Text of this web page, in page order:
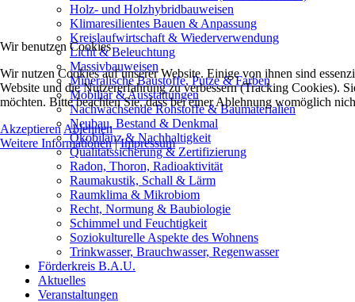
Holz- und Holzhybridbauweisen
Klimaresilientes Bauen & Anpassung
Kreislaufwirtschaft & Wiederverwendung
Licht & Beleuchtung
Massivbauweisen
Mineralische Baustoffe, Putze & Farben
Mobiliar & Ausstattungen
Nachwachsende Rohstoffe & Baumaterialien
Neubau, Bestand & Denkmal
Ökobilanz & Nachhaltigkeit
Qualitätssicherung & Zertifizierung
Radon, Thoron, Radioaktivität
Raumakustik, Schall & Lärm
Raumklima & Mikrobiom
Recht, Normung & Baubiologie
Schimmel und Feuchtigkeit
Soziokulturelle Aspekte des Wohnens
Trinkwasser, Brauchwasser, Regenwasser
Förderkreis B.A.U.
Aktuelles
Veranstaltungen
Wir benutzen Cookies
Wir nutzen Cookies auf unserer Website. Einige von ihnen sind
Website und die Nutzererfahrung zu verbessern (Tracking Cookies).
möchten. Bitte beachten Sie, dass bei einer Ablehnung womöglich
Akzeptieren Ablehnen
Weitere Informationen|Impressum